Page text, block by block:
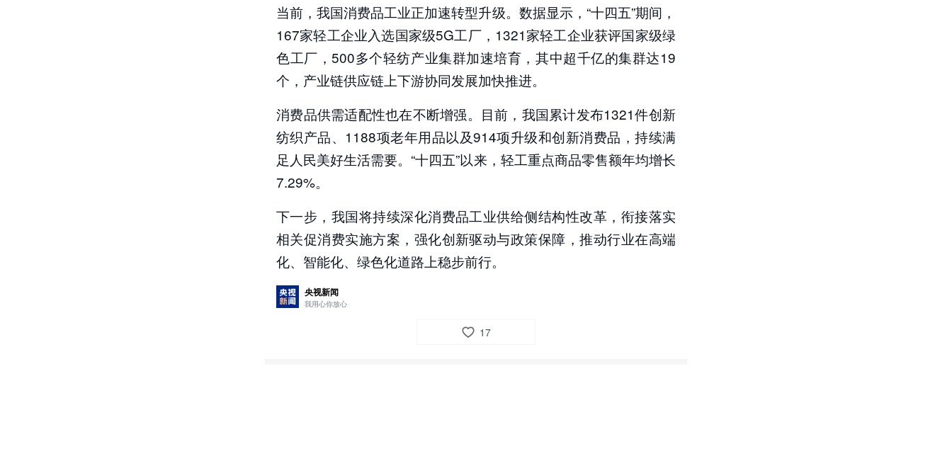
当前，我国消费品工业正加速转型升级。数据显示，“十四五”期间，
167家轻工企业入选国家级5G工厂，1321家轻工企业获评国家级绿
色工厂，500多个轻纺产业集群加速培育，其中超千亿的集群达19
个，产业链供应链上下游协同发展加快推进。
消费品供需适配性也在不断增强。目前，我国累计发布1321件创新
纺织产品、1188项老年用品以及914项升级和创新消费品，持续满
足人民美好生活需要。“十四五”以来，轻工重点商品零售额年均增长
7.29%。
下一步，我国将持续深化消费品工业供给侧结构性改革，衔接落实
相关促消费实施方案，强化创新驱动与政策保障，推动行业在高端
化、智能化、绿色化道路上稳步前行。
央视新闻
我用心你放心
17